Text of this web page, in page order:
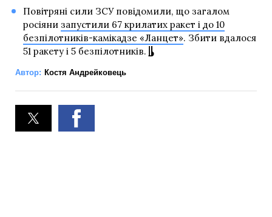
Повітряні сили ЗСУ повідомили, що загалом
росіяни запустили 67 крилатих ракет і до 10
безпілотників-камікадзе «Ланцет». Збити вдалося
51 ракету і 5 безпілотників.
Автор: Костя Андрейковець